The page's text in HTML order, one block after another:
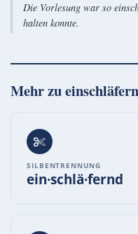
Die Vorlesung war so
halten konnte.
Mehr zu
SILBENTRENNUNG
ein·schlä·fernd